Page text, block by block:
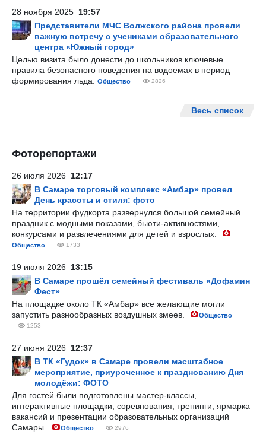
28 ноября 2025 19:57
Представители МЧС Волжского района провели
важную встречу с учениками образовательного
центра «Южный город»
Целью визита было донести до школьников ключевые
правила безопасного поведения на водоемах в период
формирования льда.
Общество 2826
Весь список
Фоторепортажи
26 июля 2026 12:17
В Самаре торговый комплекс «Амбар» провел
День красоты и стиля: фото
На территории фудкорта развернулся большой семейный
праздник с модными показами, бьюти-активностями,
конкурсами и развлечениями для детей и взрослых.
Общество 1733
19 июля 2026 13:15
В Самаре прошёл семейный фестиваль «Дофамин
Фест»
На площадке около ТК «Амбар» все желающие могли
запустить разнообразных воздушных змеев.
Общество
1253
27 июня 2026 12:37
В ТК «Гудок» в Самаре провели масштабное
мероприятие, приуроченное к празднованию Дня
молодёжи: ФОТО
Для гостей были подготовлены мастер-классы,
интерактивные площадки, соревнования, тренинги, ярмарка
вакансий и презентации образовательных организаций
Самары.
Общество 2976